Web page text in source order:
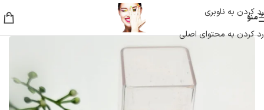
رد کردن به ناوبری
رد کردن به محتوای اصلی
منو